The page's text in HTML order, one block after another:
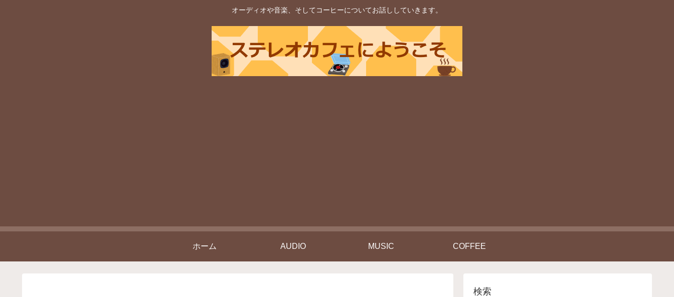
オーディオや音楽、そしてコーヒーについてお話ししていきます。
ホーム AUDIO MUSIC COFFEE
検索